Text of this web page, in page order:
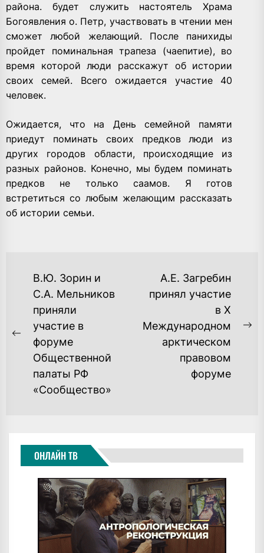
района. будет служить настоятель Храма
Богоявления о. Петр, участвовать в чтении мен
сможет любой желающий. После панихиды
пройдет поминальная трапеза (чаепитие), во
время которой люди расскажут об истории
своих семей. Всего ожидается участие 40
человек.
Ожидается, что на День семейной памяти
приедут поминать своих предков люди из
других городов области, происходящие из
разных районов. Конечно, мы будем поминать
предков не только саамов. Я готов
встретиться со любым желающим рассказать
об истории семьи.
НАВИГАЦИЯ
ЗАПИСЯМ
Previous
post:
В.Ю. Зорин и
С.А. Мельников
приняли
участие в
форуме
Общественной
палаты РФ
«Сообщество»
А.Е. Загребин
принял участие
в X
Международном
арктическом
правовом
форуме
ОНЛАЙН ТВ